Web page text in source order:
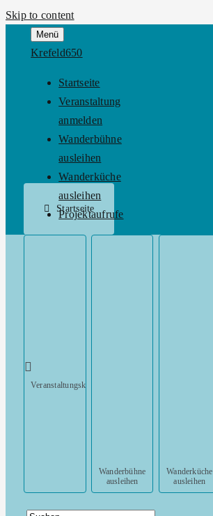
Skip to content
Startseite
Menü
Krefeld650
Startseite
Veranstaltung
anmelden
Wanderbühne
ausleihen
Wanderküche
ausleihen
Projektaufrufe
Veranstaltungskalender
Wanderbühne
ausleihen
Wanderküche
ausleihen